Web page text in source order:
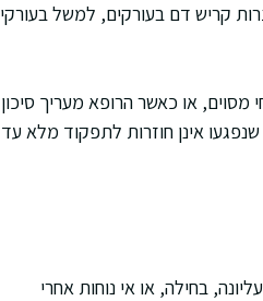
קריש דם בעורקים, למשל בעורקי
מסוים, או כאשר הרופא מעריך סיכון
אינן חוזרות לתפקוד מלא עד
בחילה, או אי נוחות אחרי